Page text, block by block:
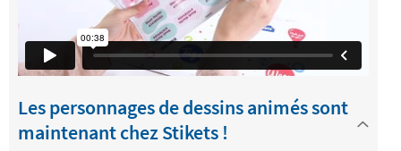
Les personnages de dessins animés sont
maintenant chez Stikets !